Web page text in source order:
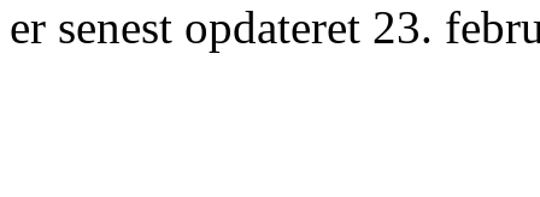
er senest opdateret 23.